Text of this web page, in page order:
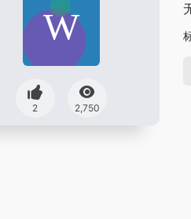
2 2,750